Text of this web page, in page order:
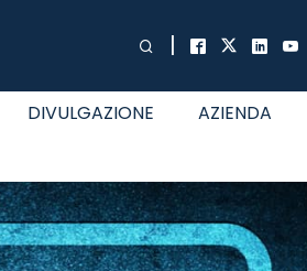
|
DIVULGAZIONE AZIENDA